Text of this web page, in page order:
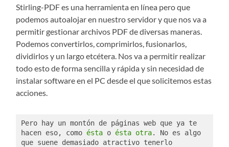
Stirling-PDF es una herramienta en línea pero que
podemos autoalojar en nuestro servidor y que nos va a
permitir gestionar archivos PDF de diversas maneras.
Podemos convertirlos, comprimirlos, fusionarlos,
dividirlos y un largo etcétera. Nos va a permitir realizar
todo esto de forma sencilla y rápida y sin necesidad de
instalar software en el PC desde el que solicitemos estas
acciones.
Pero hay un montón de páginas web que ya te
hacen eso, como ésta o ésta otra. No es algo
que suene demasiado atractivo tenerlo